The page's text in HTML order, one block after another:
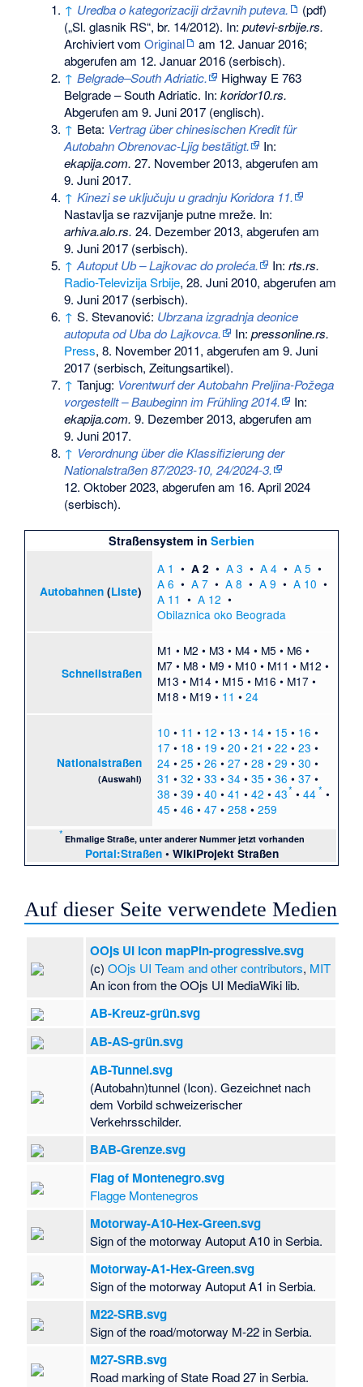
↑ Uredba o kategorizaciji državnih puteva.
(pdf)
(„Sl. glasnik RS“, br. 14/2012). In:putevi-srbije.rs.
Archiviert vomOriginal am 12. Januar 2016;
abgerufen am 12. Januar 2016 (serbisch).
↑ Belgrade–South Adriatic.
Highway E 763
Belgrade – South Adriatic. In:koridor10.rs.
Abgerufen am 9. Juni 2017 (englisch).
↑ Beta: Vertrag über chinesischen Kredit für
Autobahn Obrenovac-Ljig bestätigt.
In:
ekapija.com. 27. November 2013, abgerufen am
9. Juni 2017.
↑ Kinezi se uključuju u gradnju Koridora 11.
Nastavlja se razvijanje putne mreže. In:
arhiva.alo.rs. 24. Dezember 2013, abgerufen am
9. Juni 2017 (serbisch).
↑ Autoput Ub – Lajkovac do proleća. In:rts.rs.
Radio-Televizija Srbije, 28. Juni 2010, abgerufen am
9. Juni 2017 (serbisch).
↑ S. Stevanović: Ubrzana izgradnja deonice
autoputa od Uba do Lajkovca.
In:pressonline.rs.
Press, 8. November 2011, abgerufen am 9. Juni
2017 (serbisch, Zeitungsartikel).
↑ Tanjug: Vorentwurf der Autobahn Preljina-Požega
vorgestellt – Baubeginn im Frühling 2014.
In:
ekapija.com. 9. Dezember 2013, abgerufen am
9. Juni 2017.
↑ Verordnung über die Klassifizierung der
Nationalstraßen 87/2023-10, 24/2024-3.
12. Oktober 2023, abgerufen am 16. April 2024
(serbisch).
Straßensystem in Serbien
Autobahnen(Liste)
A 1 • A 2 • A 3 • A 4• A 5 •
A 6 • A 7• A 8 • A 9 • A 10 •
A 11 • A 12 •
Obilaznica oko Beograda
Schnellstraßen
M1 • M2 • M3 • M4• M5 • M6 •
M7• M8 • M9 • M10 • M11 • M12 •
M13 • M14• M15 • M16 • M17•
M18 • M19 • 11 • 24
Nationalstraßen
(Auswahl)
10 • 11 • 12 • 13 • 14• 15 • 16 •
17• 18 • 19 • 20 • 21 • 22 • 23 •
24• 25 • 26 • 27• 28 • 29 • 30 •
31 • 32 • 33 • 34• 35 • 36 • 37•
38 • 39 • 40 • 41 • 42 • 43* •44* •
45 • 46 • 47• 258 • 259
* Ehmalige Straße, unter anderer Nummer jetzt vorhanden
Portal:Straßen• WikiProjekt Straßen
Auf dieser Seite verwendete Medien
OOjs UI icon mapPin-progressive.svg
(c)OOjs UI Team and other contributors, MIT
An icon from the OOjs UI MediaWiki lib.
AB-Kreuz-grün.svg
AB-AS-grün.svg
AB-Tunnel.svg
(Autobahn)tunnel (Icon). Gezeichnet nach
dem Vorbild schweizerischer
Verkehrsschilder.
BAB-Grenze.svg
Flag of Montenegro.svg
Flagge Montenegros
Motorway-A10-Hex-Green.svg
Sign of the motorway Autoput A10 in Serbia.
Motorway-A1-Hex-Green.svg
Sign of the motorway Autoput A1 in Serbia.
M22-SRB.svg
Sign of the road/motorway M-22 in Serbia.
M27-SRB.svg
Road marking of State Road 27 in Serbia.